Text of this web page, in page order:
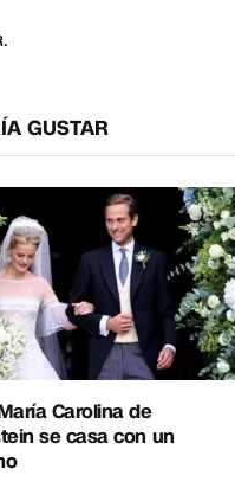
GUSTAR
Carolina de
se casa con un